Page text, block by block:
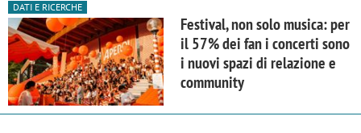
DATI E RICERCHE
Festival, non solo musica: per
il 57% dei fan i concerti sono
i nuovi spazi di relazione e
community